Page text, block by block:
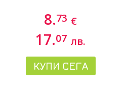
8.73 €
17.07 лв.
КУПИ СЕГА